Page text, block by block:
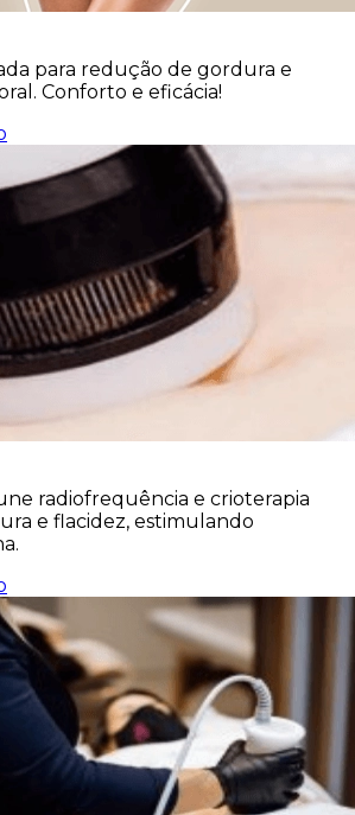
para redução de gordura e
Conforto e eficácia!
radiofrequência e crioterapia
e flacidez, estimulando